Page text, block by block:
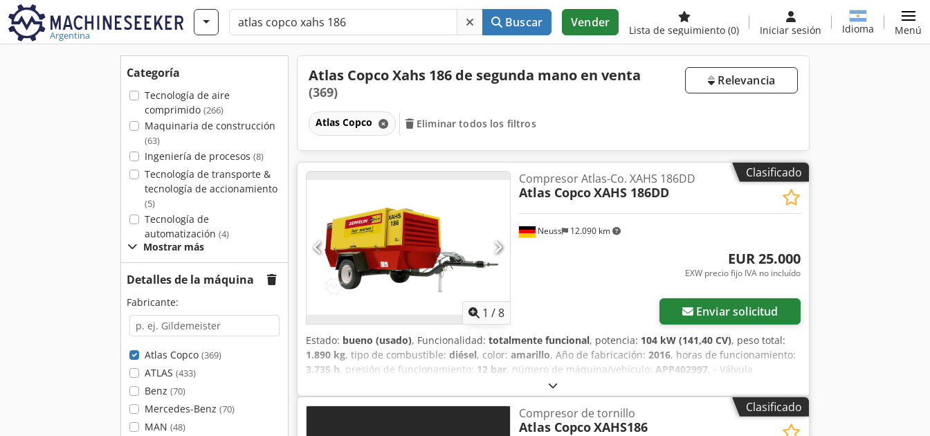
Argentina
Buscar Vender
Lista de seguimiento (0) Iniciar sesión Idioma Menú
Categoría
Tecnología de aire
comprimido (266)
Maquinaria de construcción
(63)
Ingeniería de procesos (8)
Tecnología de transporte &
tecnología de accionamiento
(5)
Tecnología de
automatización (4)
Mostrar más
Detalles de la máquina
Fabricante:
Atlas Copco (369)
ATLAS (433)
Benz (70)
Mercedes-Benz (70)
MAN (48)
Atlas Copco Xahs 186 de segunda mano en venta
(369)
Relevancia
Atlas Copco Eliminar todos los filtros
Clasificado
1 /8
Neuss 12.090 km
Compresor Atlas-Co. XAHS 186DD
Atlas CopcoXAHS 186DD
EUR 25.000
EXW precio fijo IVA no incluído
Enviar solicitud
Estado: bueno (usado), Funcionalidad: totalmente funcional, potencia: 104 kW (141,40 CV), peso total:
1.890 kg, tipo de combustible: diésel, color: amarillo, Año de fabricación: 2016, horas de funcionamiento:
3.735 h, presión de funcionamiento: 12 bar, número de máquina/vehículo: APP402997, - Válvula
antirretorno instalada - Cuerpo con recubrimiento de polvo - Dispositivo de remolque regulable en altura
con anilla de remolque DIN para camiones o acoplamiento para vehículos pesados Codpfxeu A Tq Hs Al
Tjha - Freno de inercia y de estacionamiento con función de marcha atrás automática Más información en
Clasificado
Compresor de tornillo
Atlas CopcoXAHS186